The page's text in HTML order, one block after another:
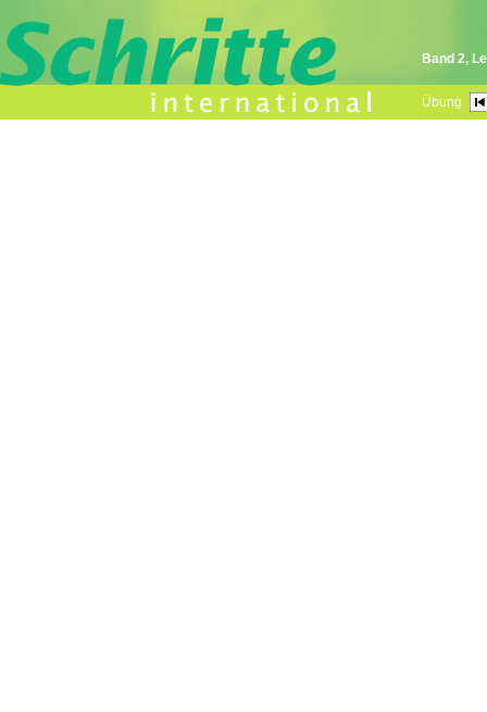
Band 2,
Übung